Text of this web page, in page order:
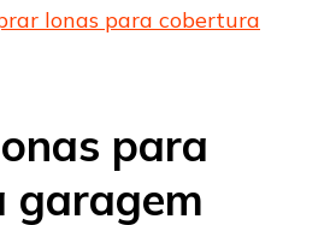
lonas para cobertura
para
garagem